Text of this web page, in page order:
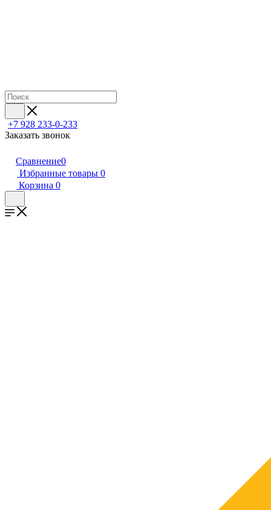
+7 928 233-0-233
Заказать звонок
Сравнение0
Избранные товары 0
Корзина 0